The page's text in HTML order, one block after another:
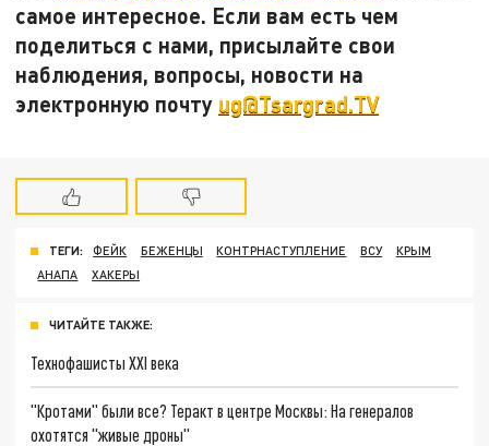
самое интересное. Если вам есть чем
поделиться с нами, присылайте свои
наблюдения, вопросы, новости на
электронную почту ug@Tsargrad.TV
ТЕГИ: ФЕЙК БЕЖЕНЦЫ КОНТРНАСТУПЛЕНИЕ ВСУ
КРЫМ
АНАПА
ХАКЕРЫ
ЧИТАЙТЕ ТАКЖЕ:
Технофашисты XXI века
"Кротами" были все? Теракт в центре Москвы: На генералов
охотятся "живые дроны"